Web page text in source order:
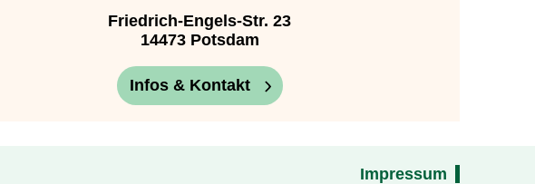
Friedrich-Engels-Str. 23
14473 Potsdam
Infos & Kontakt
Impressum